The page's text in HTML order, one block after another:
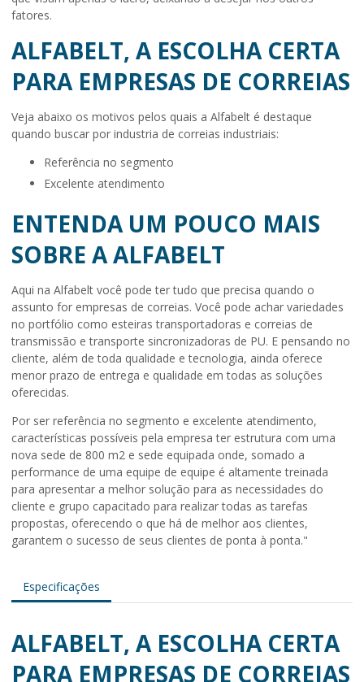
fatores.
ALFABELT, A ESCOLHA CERTA
PARA EMPRESAS DE CORREIAS
Veja abaixo os motivos pelos quais a Alfabelt é destaque
quando buscar por industria de correias industriais:
referência no segmento
excelente atendimento
ENTENDA UM POUCO MAIS
SOBRE A ALFABELT
Aqui na Alfabelt você pode ter tudo que precisa quando o
assunto for empresas de correias. Você pode achar variedades
no portfólio como esteiras transportadoras e correias de
transmissão e transporte sincronizadoras de PU. E pensando no
cliente, além de toda qualidade e tecnologia, ainda oferece
menor prazo de entrega e qualidade em todas as soluções
oferecidas.
Por ser referência no segmento e excelente atendimento,
características possíveis pela empresa ter estrutura com uma
nova sede de 800 m2 e sede equipada onde, somado a
performance de uma equipe de equipe é altamente treinada
para apresentar a melhor solução para as necessidades do
cliente e grupo capacitado para realizar todas as tarefas
propostas, oferecendo o que há de melhor aos clientes,
garantem o sucesso de seus clientes de ponta à ponta."
Especificações
ALFABELT, A ESCOLHA CERTA
PARA EMPRESAS DE CORREIAS